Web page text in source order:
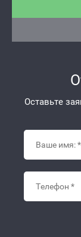
Оставьте